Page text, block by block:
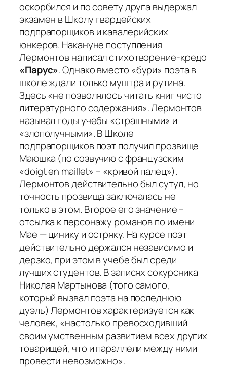
оскорбился и по совету друга выдержал
экзамен в Школу гвардейских
подпрапорщиков и кавалерийских
юнкеров. Накануне поступления
Лермонтов написал стихотворение-кредо
«Парус». Однако вместо «бури» поэта в
школе ждали только муштра и рутина.
Здесь«не позволялось читать книг чисто
литературного содержания». Лермонтов
называл годы учебы «страшными» и
«злополучными». В Школе
подпрапорщиков поэт получил прозвище
Маюшка (по созвучию с французским
«doigt en maillet» – «кривой палец»).
Лермонтов действительно был сутул, но
точность прозвища заключалась не
только в этом. Второе его значение –
отсылка к персонажу романов по имени
Мае — цинику и остряку. На курсе поэт
действительно держался независимо и
дерзко, при этом в учебе был среди
лучших студентов. В записях сокурсника
Николая Мартынова (того самого,
который вызвал поэта на последнюю
дуэль) Лермонтов характеризуется как
человек, «настолько превосходивший
своим умственным развитием всех других
товарищей, что и параллели между ними
провести невозможно».